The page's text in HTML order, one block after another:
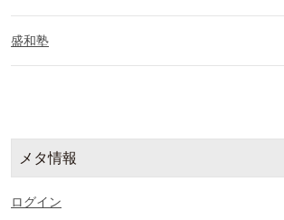
盛和塾
メタ情報
ログイン